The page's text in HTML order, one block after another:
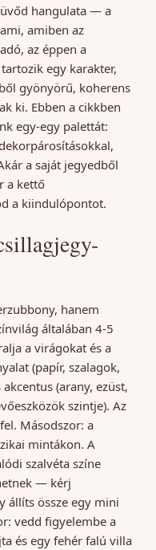
hangulata — a
amiben az
az éppen a
egy karakter,
gyönyörű, koherens
ki. Ebben a cikkben
egy-egy palettát:
a saját jegyedből
a kettő
a kiindulópontot.
hanem
általában 4-5
a virágokat és a
(papír, szalagok,
(arany, ezüst,
szintje). Az
Másodszor: a
mintákon. A
szalvéta színe
— kérj
állíts össze egy mini
vedd figyelembe a
és egy fehér falú villa